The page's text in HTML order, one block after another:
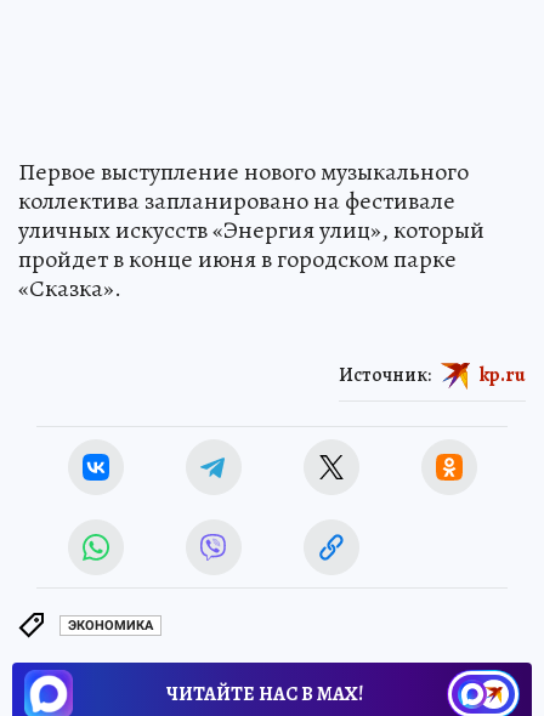
Первое выступление нового музыкального
коллектива запланировано на фестивале
уличных искусств «Энергия улиц», который
пройдет в конце июня в городском парке
«Сказка».
Источник: kp.ru
ЭКОНОМИКА
ЧИТАЙТЕ НАС В МАХ!